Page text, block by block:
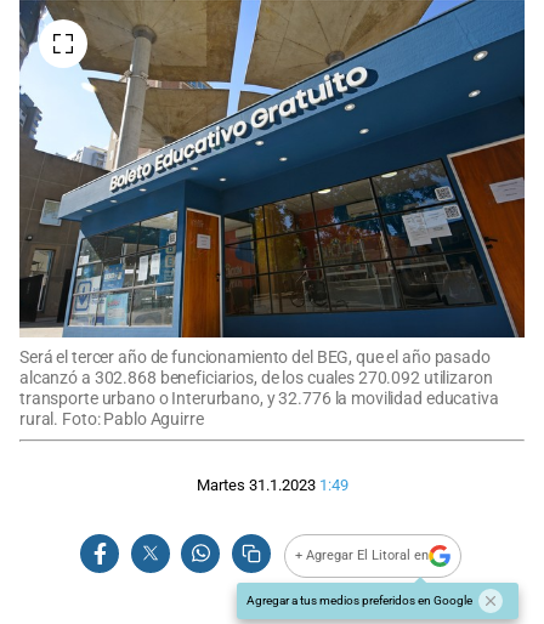
Será el tercer año de funcionamiento del BEG, que el año pasado
alcanzó a 302.868 beneficiarios, de los cuales 270.092 utilizaron
transporte urbano o Interurbano, y 32.776 la movilidad educativa
rural. Foto: Pablo Aguirre
Martes 31.1.2023 1:49
+ Agregar El Litoral en
Agregar a tus medios preferidos en Google